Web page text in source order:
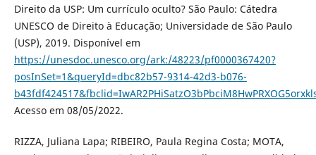
Direito da USP: Um currículo oculto? São Paulo: Cátedra
UNESCO de Direito à Educação; Universidade de São Paulo
(USP), 2019. Disponível em
https://unesdoc.unesco.org/ark:/48223/pf0000367420?
posInSet=1&queryId=dbc82b57-9314-42d3-b076-
Acesso em 08/05/2022.
RIZZA, Juliana Lapa; RIBEIRO, Paula Regina Costa; MOTA,